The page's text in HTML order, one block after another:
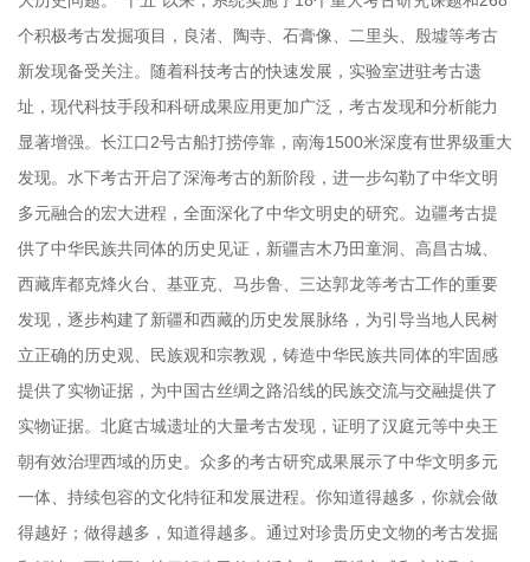
个积极考古发掘项目，良渚、陶寺、石膏像、二里头、殷墟等考古
新发现备受关注。随着科技考古的快速发展，实验室进驻考古遗
址，现代科技手段和科研成果应用更加广泛，考古发现和分析能力
显著增强。长江口2号古船打捞停靠，南海1500米深度有世界级重大
发现。水下考古开启了深海考古的新阶段，进一步勾勒了中华文明
多元融合的宏大进程，全面深化了中华文明史的研究。边疆考古提
供了中华民族共同体的历史见证，新疆吉木乃田童洞、高昌古城、
西藏库都克烽火台、基亚克、马步鲁、三达郭龙等考古工作的重要
发现，逐步构建了新疆和西藏的历史发展脉络，为引导当地人民树
立正确的历史观、民族观和宗教观，铸造中华民族共同体的牢固感
提供了实物证据，为中国古丝绸之路沿线的民族交流与交融提供了
实物证据。北庭古城遗址的大量考古发现，证明了汉庭元等中央王
朝有效治理西域的历史。众多的考古研究成果展示了中华文明多元
一体、持续包容的文化特征和发展进程。你知道得越多，你就会做
得越好；做得越多，知道得越多。通过对珍贵历史文物的考古发掘